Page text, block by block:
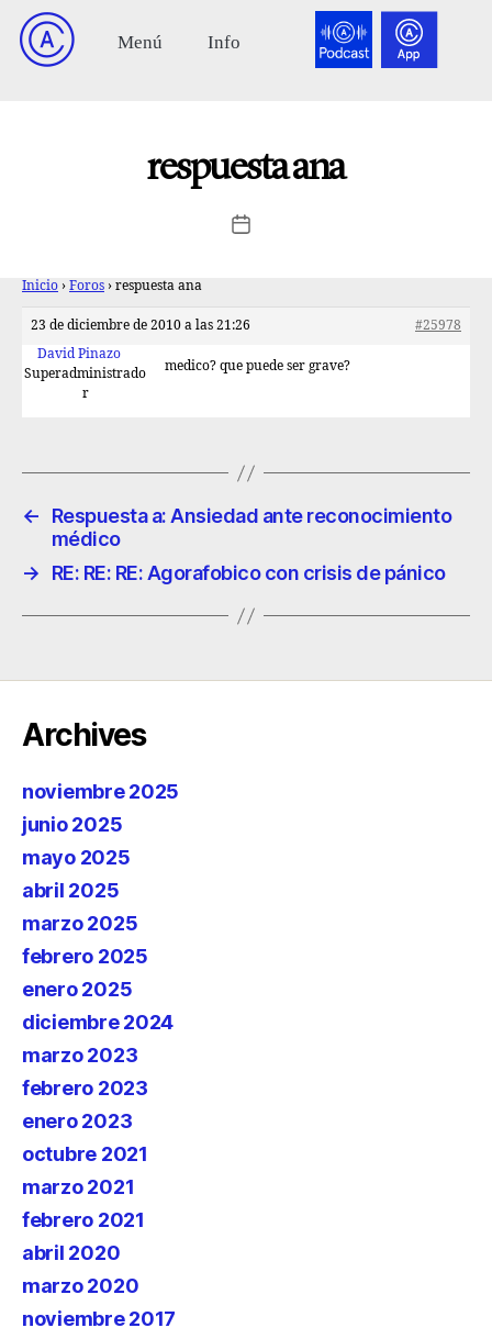
respuesta ana
Inicio › Foros › respuesta ana
23 de diciembre de 2010 a las 21:26
#25978
David Pinazo
Superadministrado
r
medico? que puede ser grave?
←
Respuesta a: Ansiedad ante reconocimiento
médico
→
RE: RE: RE: Agorafobico con crisis de pánico
Archives
noviembre 2025
junio 2025
mayo 2025
abril 2025
marzo 2025
febrero 2025
enero 2025
diciembre 2024
marzo 2023
febrero 2023
enero 2023
octubre 2021
marzo 2021
febrero 2021
abril 2020
marzo 2020
noviembre 2017